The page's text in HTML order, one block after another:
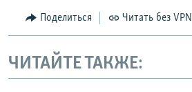
Поделиться Читать без VPN
ЧИТАЙТЕ ТАКЖЕ: